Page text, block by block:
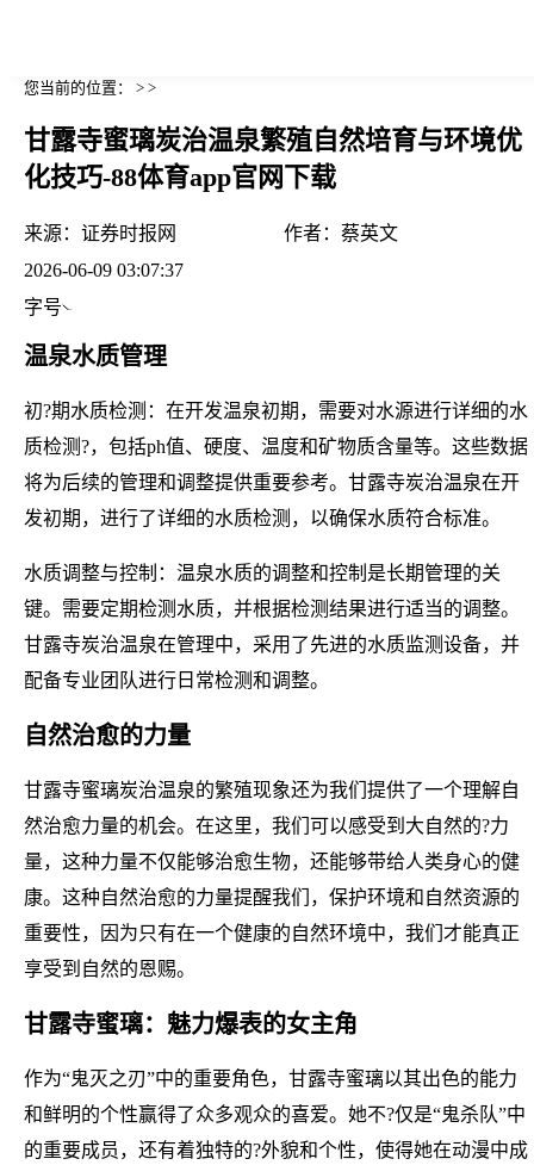
您当前的位置： > >
甘露寺蜜璃炭治温泉繁殖自然培育与环境优
化技巧-88体育app官网下载
来源： 证券时报网 作者： 蔡英文
2026-06-09 03:07:37
字号
温泉水质管理
初?期水质检测：在开发温泉初期，需要对水源进行详细的水
质检测?，包括ph值、硬度、温度和矿物质含量等。这些数据
将为后续的管理和调整提供重要参考。甘露寺炭治温泉在开
发初期，进行了详细的水质检测，以确保水质符合标准。
水质调整与控制：温泉水质的调整和控制是长期管理的关
键。需要定期检测水质，并根据检测结果进行适当的调整。
甘露寺炭治温泉在管理中，采用了先进的水质监测设备，并
配备专业团队进行日常检测和调整。
自然治愈的力量
甘露寺蜜璃炭治温泉的繁殖现象还为我们提供了一个理解自
然治愈力量的机会。在这里，我们可以感受到大自然的?力
量，这种力量不仅能够治愈生物，还能够带给人类身心的健
康。这种自然治愈的力量提醒我们，保护环境和自然资源的
重要性，因为只有在一个健康的自然环境中，我们才能真正
享受到自然的恩赐。
甘露寺蜜璃：魅力爆表的女主角
作为“鬼灭之刃”中的重要角色，甘露寺蜜璃以其出色的能力
和鲜明的个性赢得了众多观众的喜爱。她不?仅是“鬼杀队”中
的重要成员，还有着独特的?外貌和个性，使得她在动漫中成